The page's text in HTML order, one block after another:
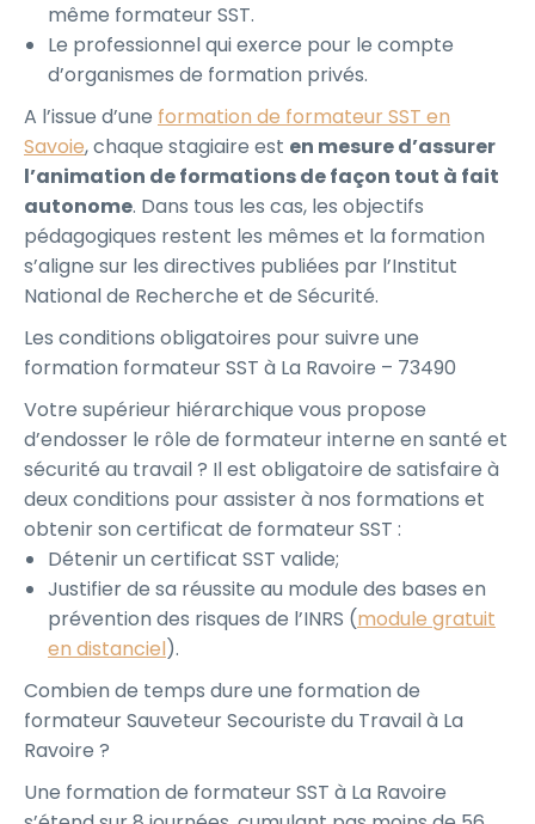
même formateur SST.
Le professionnel qui exerce pour le compte
d’organismes de formation privés.
A l’issue d’une formation de formateur SST en
Savoie, chaque stagiaire est en mesure d’assurer
l’animation de formations de façon tout à fait
autonome. Dans tous les cas, les objectifs
pédagogiques restent les mêmes et la formation
s’aligne sur les directives publiées par l’Institut
National de Recherche et de Sécurité.
Les conditions obligatoires pour suivre une
formation formateur SST à La Ravoire – 73490
Votre supérieur hiérarchique vous propose
d’endosser le rôle de formateur interne en santé et
sécurité au travail ? Il est obligatoire de satisfaire à
deux conditions pour assister à nos formations et
obtenir son certificat de formateur SST :
Détenir un certificat SST valide;
Justifier de sa réussite au module des bases en
prévention des risques de l’INRS (module gratuit
en distanciel).
Combien de temps dure une formation de
formateur Sauveteur Secouriste du Travail à La
Ravoire ?
Une formation de formateur SST à La Ravoire